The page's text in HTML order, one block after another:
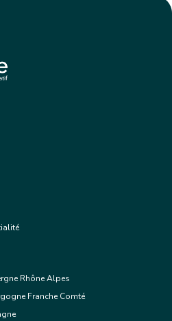
Rhône Alpes
Franche Comté